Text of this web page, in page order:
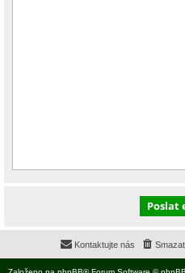
Kontaktujte nás